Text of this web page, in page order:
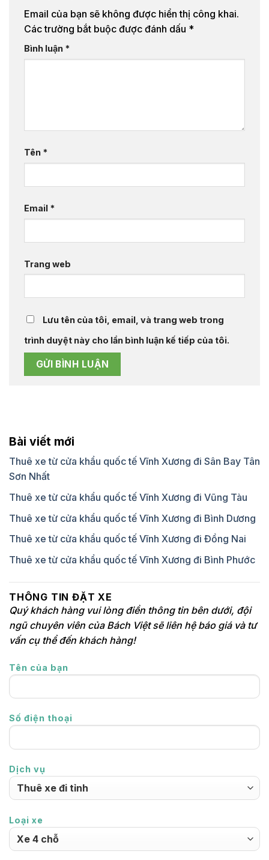
Email của bạn sẽ không được hiển thị công khai.
Các trường bắt buộc được đánh dấu *
Bình luận *
Tên *
Email *
Trang web
Lưu tên của tôi, email, và trang web trong
trình duyệt này cho lần bình luận kế tiếp của tôi.
Bài viết mới
Thuê xe từ cửa khẩu quốc tế Vĩnh Xương đi Sân Bay Tân
Sơn Nhất
Thuê xe từ cửa khẩu quốc tế Vĩnh Xương đi Vũng Tàu
Thuê xe từ cửa khẩu quốc tế Vĩnh Xương đi Bình Dương
Thuê xe từ cửa khẩu quốc tế Vĩnh Xương đi Đồng Nai
Thuê xe từ cửa khẩu quốc tế Vĩnh Xương đi Bình Phước
THÔNG TIN ĐẶT XE
Quý khách hàng vui lòng điền thông tin bên dưới, đội
ngũ chuyên viên của Bách Việt sẽ liên hệ báo giá và tư
vấn cụ thể đến khách hàng!
Tên của bạn
Số điện thoại
Dịch vụ
Loại xe